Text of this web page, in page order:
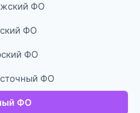
ФО
ФО
ФО
ФО
ФО